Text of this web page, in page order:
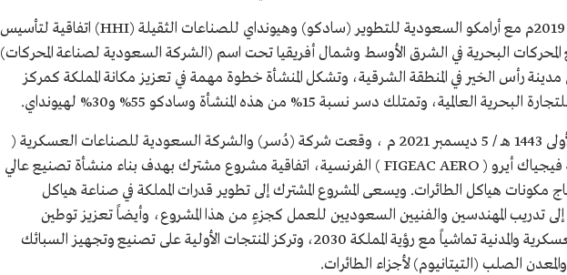
ووقعت الشركة في 2019م مع أرامكو السعودية للتطوير (سادكو) وهيونداي للصناعات الثقيلة (HHI) اتفاقية لتأسيس
البحرية في الشرق الأوسط وشمال أفريقيا تحت اسم (الشركة السعودية لصناعة
مدينة رأس الخير في المنطقة الشرقية، وتشكل المنشأة خطوة مهمة في تعزيز مكانة المملكة كمركز
وتمتلك دسر نسبة 15% من هذه المنشأة وسادكو 55% و30% لهيونداي.
في مطلع جمادى الأولى 1443 هـ / 5 ديسمبر 2021 م ، وقعت شركة (دُسر) والشركة السعودية للصناعات العسكرية (
SAMI ) ومجموعة فيجياك أيرو ( FIGEAC AERO ) الفرنسية، اتفاقية مشروع مشترك بهدف بناء منشأة تصنيع عالي
مكونات هياكل الطائرات. ويسعى المشروع المشترك إلى تطوير قدرات المملكة في صناعة هياكل
إلى تدريب المهندسين والفنيين السعوديين للعمل كجزءٍ من هذا المشروع، وأيضاً تعزيز توطين
صناعات الطيران العسكرية والمدنية تماشياً مع رؤية المملكة 2030، وتركز المنتجات الأولية على تصنيع وتجهيز السبائك
الصلب (التيتانيوم) لأجزاء الطائرات.